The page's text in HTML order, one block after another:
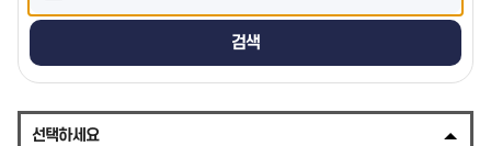
검색
선택하세요